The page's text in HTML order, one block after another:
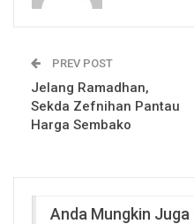
PREV POST
Jelang Ramadhan,
Sekda Zefnihan Pantau
Harga Sembako
Anda Mungkin